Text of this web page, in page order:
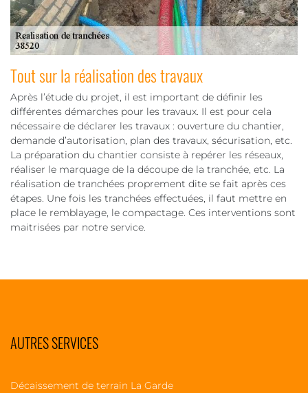
Tout sur la réalisation des travaux
Après l’étude du projet, il est important de définir les
différentes démarches pour les travaux. Il est pour cela
nécessaire de déclarer les travaux : ouverture du chantier,
demande d’autorisation, plan des travaux, sécurisation, etc.
La préparation du chantier consiste à repérer les réseaux,
réaliser le marquage de la découpe de la tranchée, etc. La
réalisation de tranchées proprement dite se fait après ces
étapes. Une fois les tranchées effectuées, il faut mettre en
place le remblayage, le compactage. Ces interventions sont
maitrisées par notre service.
AUTRES SERVICES
Décaissement de terrain La Garde